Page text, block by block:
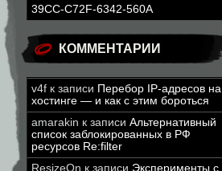
39CC-C72F-6342-560A
КОММЕНТАРИИ
v4f к записи Перебор IP-адресов на
хостинге — и как с этим бороться
amarakin к записи Альтернативный
список заблокированных в РФ
ресурсов Re:filter
ResizeOn к записи Эксперименты с